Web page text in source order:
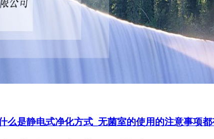
么是静电式净化方式_无菌室的使用的注意事项都